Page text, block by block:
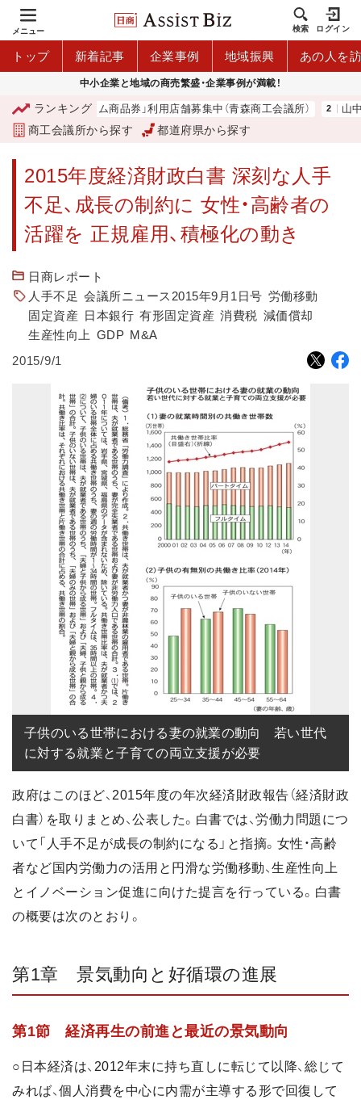
メニュー 検索 ログイン
トップ 新着記事 企業事例 地域振興 あの人を
中小企業と地域の商売繁盛・企業事例が満載！
ランキング
森市プレミアム商品券」利用店舗募集中（青森商工会議所） 山中伸弥
商工会議所から探す 都道府県から探す
2015年度経済財政白書 深刻な人手
不足、成長の制約に 女性・高齢者の
活躍を 正規雇用、積極化の動き
日商レポート
人手不足 会議所ニュース2015年9月1日号 労働移動
固定資産 日本銀行 有形固定資産 消費税 減価償却
生産性向上 GDP M&A
2015/9/1
子供のいる世帯における妻の就業の動向　若い世代
に対する就業と子育ての両立支援が必要
政府はこのほど、2015年度の年次経済財政報告（経済財政
白書）を取りまとめ、公表した。白書では、労働力問題につ
いて「人手不足が成長の制約になる」と指摘。女性・高齢
者など国内労働力の活用と円滑な労働移動、生産性向上
とイノベーション促進に向けた提言を行っている。白書
の概要は次のとおり。
第1章 景気動向と好循環の進展
第1節 経済再生の前進と最近の景気動向
○日本経済は、2012年末に持ち直しに転じて以降、総じて
みれば、個人消費を中心に内需が主導する形で回復して